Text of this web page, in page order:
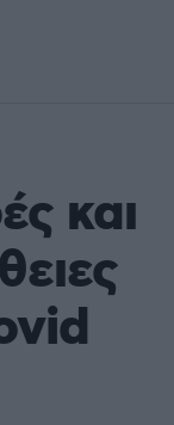
και